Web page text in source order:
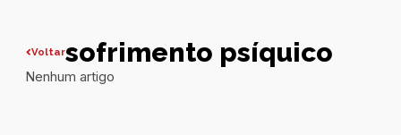
Voltarsofrimento psíquico
Nenhum artigo